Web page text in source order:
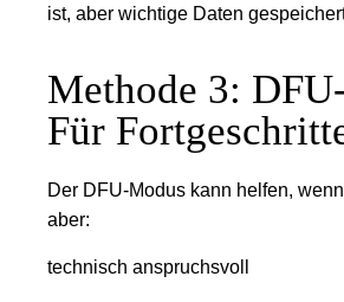
ist, aber wichtige Daten
Methode 3:
Für
Der DFU-Modus kann helfen,
aber:
technisch anspruchsvoll